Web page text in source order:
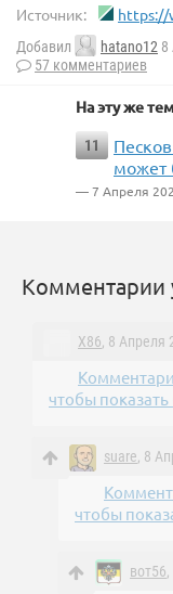
Источник: https://
Добавил hatano12 8
57 комментариев
На эту же
11
может
— 7 Апреля
Комментарии
X86, 8 Апреля
чтобы показать
suare, 8
чтобы
вот56